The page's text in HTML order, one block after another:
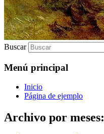
Buscar
Menú principal
Inicio
Página de ejemplo
Archivo por meses: